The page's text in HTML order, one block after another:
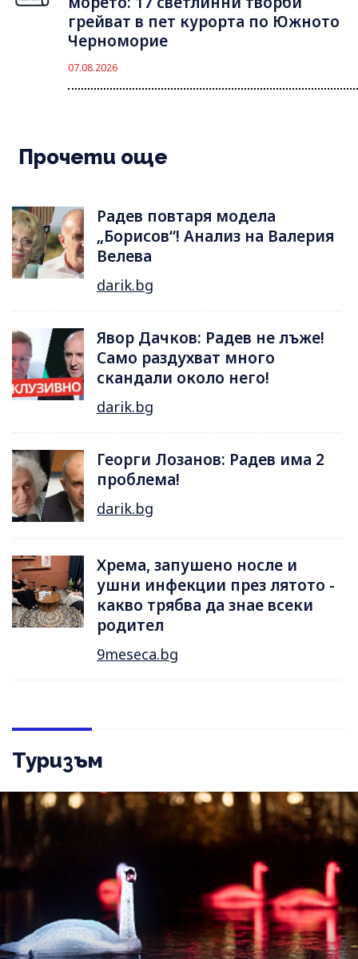
грейват в пет курорта по Южното
Черноморие
07.08.2026
Прочети още
Радев повтаря модела
„Борисов“! Анализ на Валерия
Велева
darik.bg
Явор Дачков: Радев не лъже!
Само раздухват много
скандали около него!
darik.bg
Георги Лозанов: Радев има 2
проблема!
darik.bg
Хрема, запушено носле и
ушни инфекции през лятотo -
какво трябва да знае всеки
родител
9meseca.bg
Туризъм